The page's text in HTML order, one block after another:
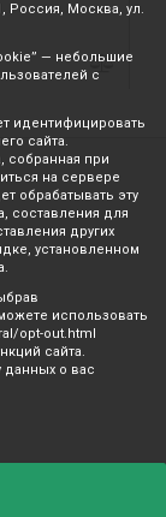
Россия, Москва, ул.
— небольшие
с
идентифицировать
сайта.
собранная при
на сервере
обрабатывать эту
составления для
других
установленном
использовать
opt-out.html
сайта.
данных о вас